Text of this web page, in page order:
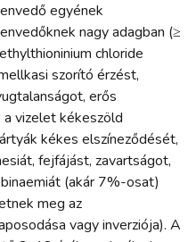
egyének
nagy adagban (≥
chloride
szorító érzést,
erős
vizelet kékeszöld
kékes elszíneződését,
fejfájást, zavartságot,
(akár 7%-osat)
meg az
vagy inverziója). A